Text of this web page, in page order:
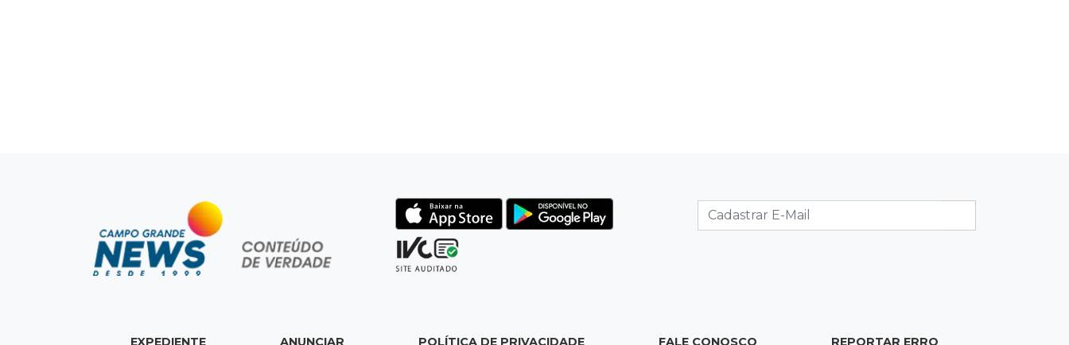
08:48Ideb
EXPEDIENTE ANUNCIAR POLÍTICA DE PRIVACIDADE FALE CONOSCO REPORTAR ERRO